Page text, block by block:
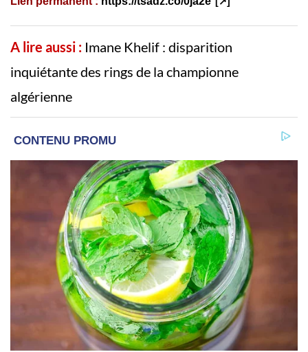
A lire aussi : Imane Khelif : disparition
inquiétante des rings de la championne
algérienne